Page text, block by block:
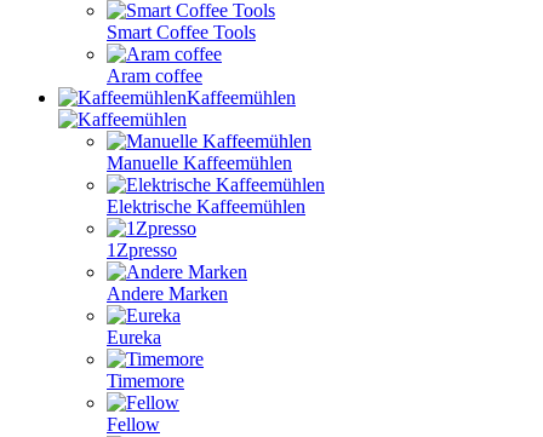
Smart Coffee Tools
Aram coffee
Kaffeemühlen
Manuelle Kaffeemühlen
Elektrische Kaffeemühlen
1Zpresso
Andere Marken
Eureka
Timemore
Fellow